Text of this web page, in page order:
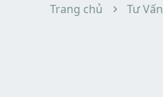
Trang chủ Tư Vấn